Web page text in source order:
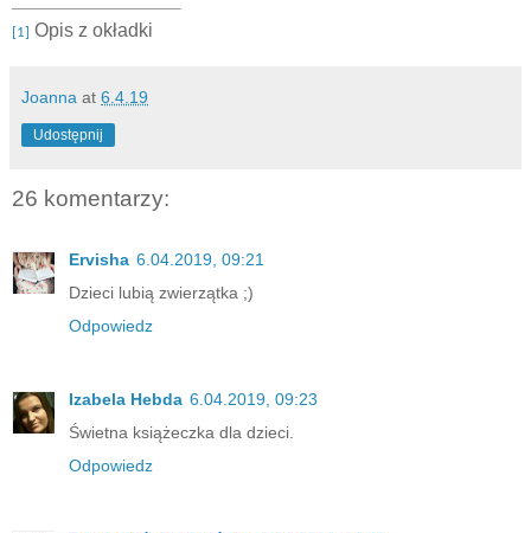
[1] Opis z okładki
Joanna at 6.4.19
Udostępnij
26 komentarzy:
Ervisha 6.04.2019, 09:21
Dzieci lubią zwierzątka ;)
Odpowiedz
Izabela Hebda 6.04.2019, 09:23
Świetna książeczka dla dzieci.
Odpowiedz